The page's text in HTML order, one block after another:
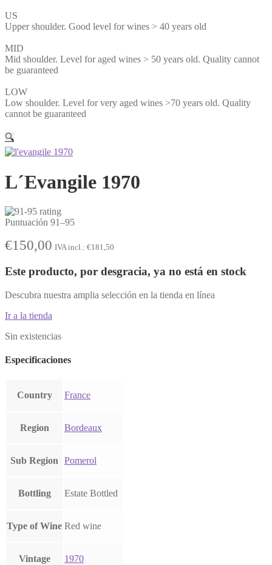
US
Upper shoulder. Good level for wines > 40 years old
MID
Mid shoulder. Level for aged wines > 50 years old. Quality cannot
be guaranteed
LOW
Low shoulder. Level for very aged wines >70 years old. Quality
cannot be guaranteed
🔍
L´Evangile 1970
Puntuación 91–95
€150,00 IVA incl.: €181,50
Este producto, por desgracia, ya no está en stock
Descubra nuestra amplia selección en la tienda en línea
Ir a la tienda
Sin existencias
Especificaciones
Country France
Region Bordeaux
Sub Region Pomerol
Bottling Estate Bottled
Type of Wine Red wine
Vintage 1970